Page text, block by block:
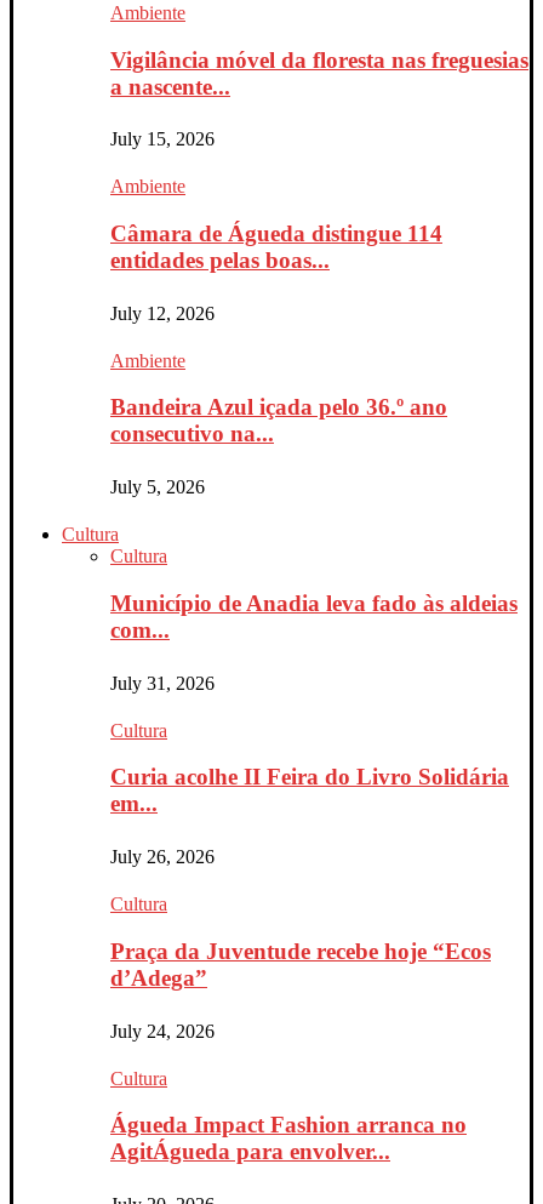
Ambiente
Vigilância móvel da floresta nas freguesias
a nascente...
July 15, 2026
Ambiente
Câmara de Águeda distingue 114
entidades pelas boas...
July 12, 2026
Ambiente
Bandeira Azul içada pelo 36.º ano
consecutivo na...
July 5, 2026
Cultura
Cultura
Município de Anadia leva fado às aldeias
com...
July 31, 2026
Cultura
Curia acolhe II Feira do Livro Solidária
em...
July 26, 2026
Cultura
Praça da Juventude recebe hoje “Ecos
d’Adega”
July 24, 2026
Cultura
Águeda Impact Fashion arranca no
AgitÁgueda para envolver...